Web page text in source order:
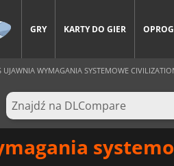
GRY KARTY DO GIER
UJAWNIA WYMAGANIA SYSTEMOWE